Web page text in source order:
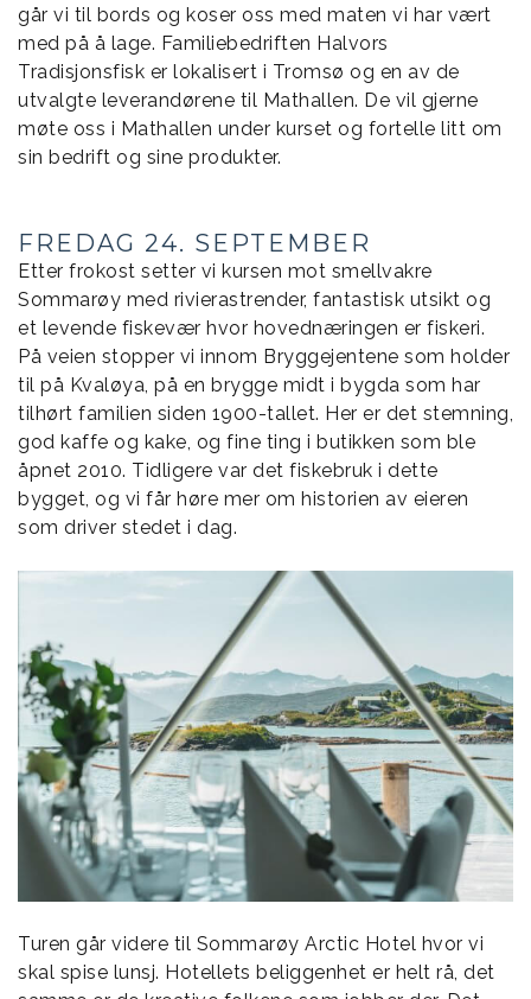
går vi til bords og koser oss med maten vi har vært
med på å lage. Familiebedriften Halvors
Tradisjonsfisk er lokalisert i Tromsø og en av de
utvalgte leverandørene til Mathallen. De vil gjerne
møte oss i Mathallen under kurset og fortelle litt om
sin bedrift og sine produkter.
FREDAG 24. SEPTEMBER
Etter frokost setter vi kursen mot smellvakre
Sommarøy med rivierastrender, fantastisk utsikt og
et levende fiskevær hvor hovednæringen er fiskeri.
På veien stopper vi innom Bryggejentene som holder
til på Kvaløya, på en brygge midt i bygda som har
tilhørt familien siden 1900-tallet. Her er det stemning,
god kaffe og kake, og fine ting i butikken som ble
åpnet 2010. Tidligere var det fiskebruk i dette
bygget, og vi får høre mer om historien av eieren
som driver stedet i dag.
Turen går videre til Sommarøy Arctic Hotel hvor vi
skal spise lunsj. Hotellets beliggenhet er helt rå, det